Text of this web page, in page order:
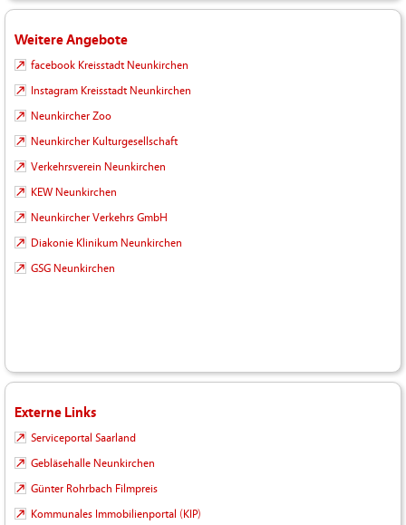
Weitere Angebote
facebook Kreisstadt Neunkirchen
Instagram Kreisstadt Neunkirchen
Neunkircher Zoo
Neunkircher Kulturgesellschaft
Verkehrsverein Neunkirchen
KEW Neunkirchen
Neunkircher Verkehrs GmbH
Diakonie Klinikum Neunkirchen
GSG Neunkirchen
Externe Links
Serviceportal Saarland
Gebläsehalle Neunkirchen
Günter Rohrbach Filmpreis
Kommunales Immobilienportal (KIP)